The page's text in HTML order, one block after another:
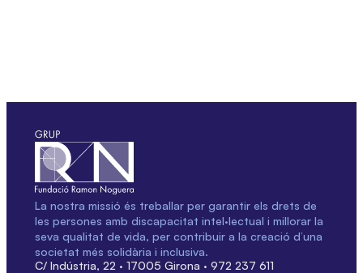
La nostra missió és treballar per garantir els drets de
les persones amb discapacitat intel·lectual i millorar la
seva qualitat de vida, per contribuir a la creació d’una
societat més solidària i inclusiva.
C/ Indústria, 22 · 17005 Girona · 972 237 611